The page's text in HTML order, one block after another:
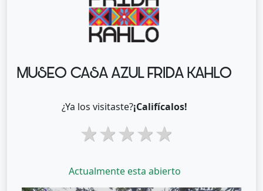
MUSEO CASA AZUL FRIDA KAHLO
¿Ya los visitaste?¡Califícalos!
4 stars
3 stars
2 stars
1 star
Actualmente esta abierto